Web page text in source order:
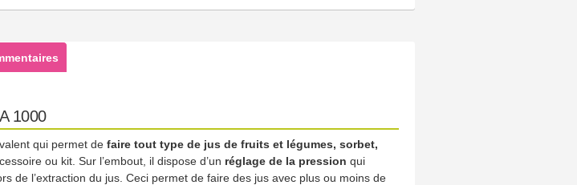
1000
qui permet de faire tout type de jus de fruits et légumes, sorbet,
ou kit. Sur l’embout, il dispose d’un réglage de la pression qui
de l’extraction du jus. Ceci permet de faire des jus avec plus ou moins de